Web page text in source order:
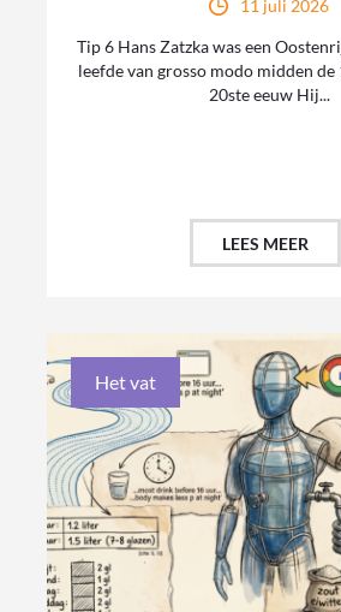
11 juli 2026
Tip 6 Hans Zatzka was een
leefde van grosso modo midden
20ste eeuw Hij...
LEES MEER
Het vat